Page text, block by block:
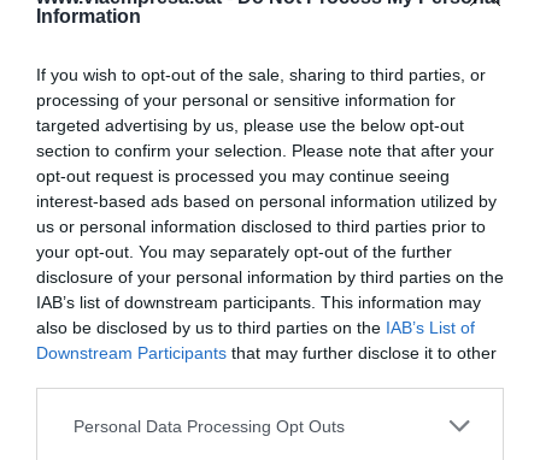
Information
If you wish to opt-out of the sale, sharing to third parties, or
processing of your personal or sensitive information for
targeted advertising by us, please use the below opt-out
section to confirm your selection. Please note that after your
opt-out request is processed you may continue seeing
interest-based ads based on personal information utilized by
us or personal information disclosed to third parties prior to
your opt-out. You may separately opt-out of the further
disclosure of your personal information by third parties on the
IAB’s list of downstream participants. This information may
also be disclosed by us to third parties on the IAB’s List of
Downstream Participants that may further disclose it to other
Personal Data Processing Opt Outs
De moment, la startup focalitza el seu mercat a
dóna a conèixer principalment gràcies al boca-
orella dels usuaris. Segons el fundador, “estem
tenint molt bona rebuda i són els mateixos usuaris
els nostres principals prescritpors i qui
recomanen el cocooking ”. Tot i això, l’emprenedor
apunta que hi ha un 20% de persones que
prefereixen emportar-se la seva pròpia
carmanyola o dinar a algun restaurant i no
participen en la plataforma. “No intentem ser un
quan has de dinar a la feina”, assenyala.